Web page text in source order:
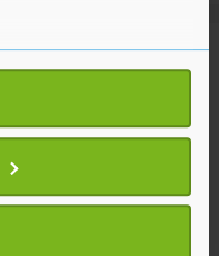
geografische
kan zijn
het actief te
(fingerprinting)
gegevens worden